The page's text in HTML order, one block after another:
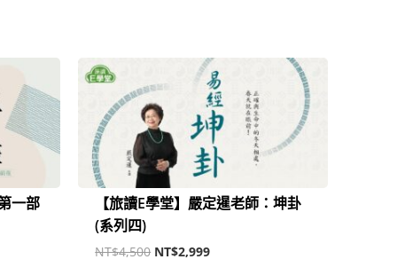
一部
【旅讀E學堂】嚴定暹老師：坤卦
(系列四)
NT$4,500
價
格：
NT$4,500。
NT$2,999
目
前
價
格：
NT$2,999。